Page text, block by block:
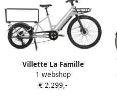
gecombineerd met
transportfiets
Villette La Famille
elektrische longtail
transportfiets 10 Ah wit
1 webshop
€ 2.299,-